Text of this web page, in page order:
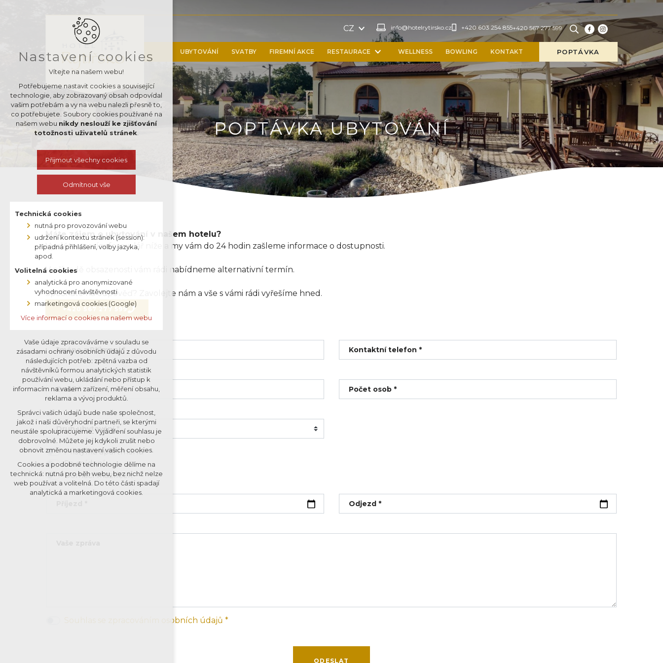
CZ info@hotelrytirsko.cz +420 603 254 855+420 567 277 599
UBYTOVÁNÍ SVATBY FIREMNÍ AKCE RESTAURACE WELLNESS BOWLING KONTAKT POPTÁVKA
POPTÁVKA UBYTOVÁNÍ
Máte zájem o ubytování v našem hotelu?
Vyplňte prosím formulář níže a my vám do 24 hodin zašleme informace o dostupnosti.
V případě obsazenosti vám rádi nabídneme alternativní termín.
Spěcháte na odpověď? Zavolejte nám a vše s vámi rádi vyřešíme hned.
+420 567 277 599
Jméno a Příjmení * Kontaktní telefon *
Email * Počet osob *
Druh ubytování *
Přistýlka apartmánu
Se snídaní
Domácí mazlíček
Odjezd *
Souhlas se zpracováním osobních údajů *
Nastavení cookies
Vítejte na našem webu!
Potřebujeme nastavit cookies a související
technologie, aby zobrazovaný obsah odpovídal
vašim potřebám a vy na webu nalezli přesně to,
co potřebujete. Soubory cookies používané na
našem webu nikdy neslouží ke zjišťování
totožnosti uživatelů stránek.
Přijmout všechny cookies
Odmítnout vše
Technická cookies
nutná pro provozování webu
udržení kontextu stránek (session):
případná přihlášení, volby jazyka,
apod.
Volitelná cookies
analytická pro anonymizované
vyhodnocení návštěvnosti
marketingová cookies (Google)
Více informací o cookies na našem webu
Vaše údaje zpracováváme v souladu se
zásadami ochrany osobních údajů z důvodu
následujících potřeb: zpětná vazba od
návštěvníků formou analytických statistik
používání webu, ukládání nebo přístup k
informacím na vašem zařízení, měření obsahu,
reklama a vývoj produktů.
Správci vašich údajů bude naše společnost,
jakož i naši důvěryhodní partneři, se kterými
neustále spolupracujeme. Vyjádření souhlasu je
dobrovolné. Můžete jej kdykoli zrušit nebo
obnovit změnou nastavení vašich cookies.
Cookies a podobné technologie dělíme na
technická: nutná pro běh webu, bez nichž nelze
web používat a volitelná. Do této části spadají
analytická a marketingová cookies.